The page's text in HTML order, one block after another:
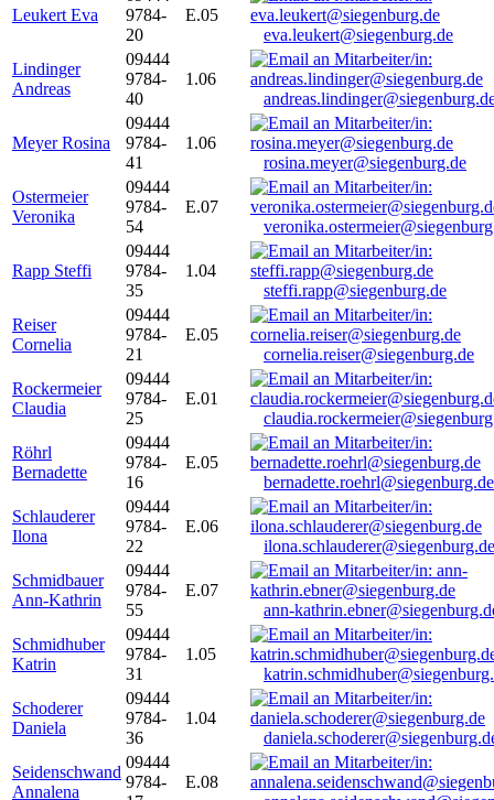
Leukert Eva
9784-
20
E.05
eva.leukert@siegenburg.de
Lindinger
Andreas
09444
9784-
40
1.06
Meyer Rosina
09444
9784-
41
1.06
rosina.meyer@siegenburg.de
Ostermeier
Veronika
09444
9784-
54
E.07
Rapp Steffi
09444
9784-
35
1.04
steffi.rapp@siegenburg.de
Reiser
Cornelia
09444
9784-
21
E.05
cornelia.reiser@siegenburg.de
Rockermeier
Claudia
09444
9784-
25
E.01
Röhrl
Bernadette
09444
9784-
16
E.05
bernadette.roehrl@siegenburg.de
Schlauderer
Ilona
09444
9784-
22
E.06
ilona.schlauderer@siegenburg.de
Schmidbauer
Ann-Kathrin
09444
9784-
55
E.07
ann-
Schmidhuber
Katrin
09444
9784-
31
1.05
Schoderer
Daniela
09444
9784-
36
1.04
Seidenschwand
Annalena
09444
9784-
E.08